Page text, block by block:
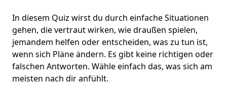
In diesem Quiz wirst du durch einfache Situationen
gehen, die vertraut wirken, wie draußen spielen,
jemandem helfen oder entscheiden, was zu tun ist,
wenn sich Pläne ändern. Es gibt keine richtigen oder
falschen Antworten. Wähle einfach das, was sich am
meisten nach dir anfühlt.